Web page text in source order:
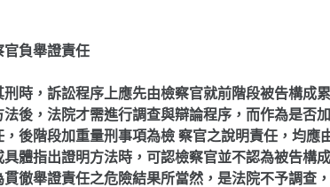
官負舉證責任
時，訴訟程序上應先由檢察官就前階段被告構成
後，法院才需進行調查與辯論程序，而作為是否
後階段加重量刑事項為檢 察官之說明責任，均應
體指出證明方法時，可認檢察官並不認為被告構
徹舉證責任之危險結果所當然，是法院不予調查